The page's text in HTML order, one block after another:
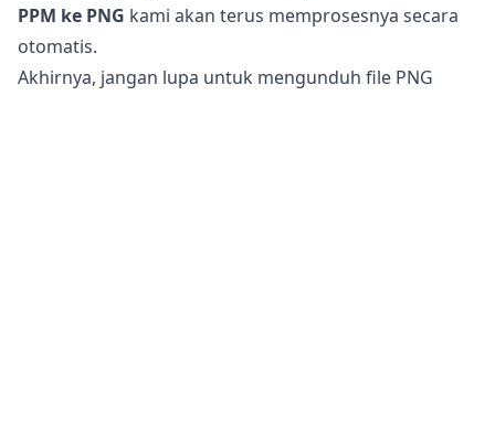
PPM ke PNG kami akan terus memprosesnya secara
otomatis.
Akhirnya, jangan lupa untuk mengunduh file PNG